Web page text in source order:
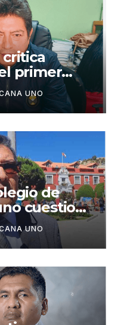
critica
primer
de Keiko
UNO
de
cuestiona
seguridad
UNO